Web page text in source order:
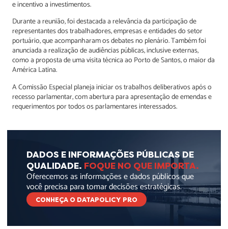
e incentivo a investimentos.
Durante a reunião, foi destacada a relevância da participação de
representantes dos trabalhadores, empresas e entidades do setor
portuário, que acompanharam os debates no plenário. Também foi
anunciada a realização de audiências públicas, inclusive externas,
como a proposta de uma visita técnica ao Porto de Santos, o maior da
América Latina.
A Comissão Especial planeja iniciar os trabalhos deliberativos após o
recesso parlamentar, com abertura para apresentação de emendas e
requerimentos por todos os parlamentares interessados.
DADOS E INFORMAÇÕES PÚBLICAS DE
QUALIDADE. FOQUE NO QUE IMPORTA.
Oferecemos as informações e dados públicos que
você precisa para tomar decisões estratégicas.
CONHEÇA O DATAPOLICY PRO